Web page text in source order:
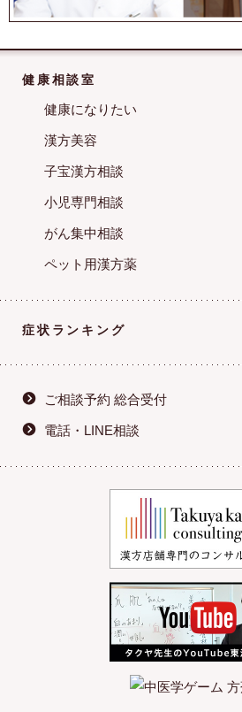
健康相談室
健康になりたい
漢方美容
子宝漢方相談
小児専門相談
がん集中相談
ペット用漢方薬
症状ランキング
ご相談予約 総合受付
電話・LINE相談